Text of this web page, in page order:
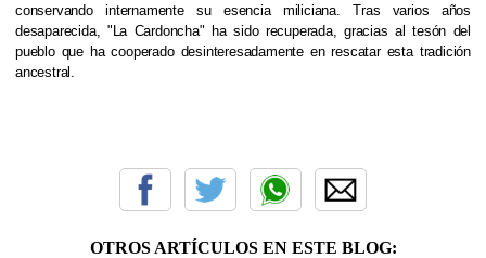
conservando internamente su esencia miliciana. Tras varios años
desaparecida, "La Cardoncha" ha sido recuperada, gracias al tesón del
pueblo que ha cooperado desinteresadamente en rescatar esta tradición
ancestral.
OTROS ARTÍCULOS EN ESTE BLOG: